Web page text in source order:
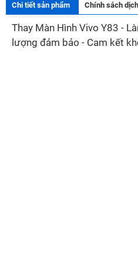
Chi tiết sản phẩm Chính sách
Thay Màn Hình Vivo Y83 -
lượng đảm bảo - Cam kết